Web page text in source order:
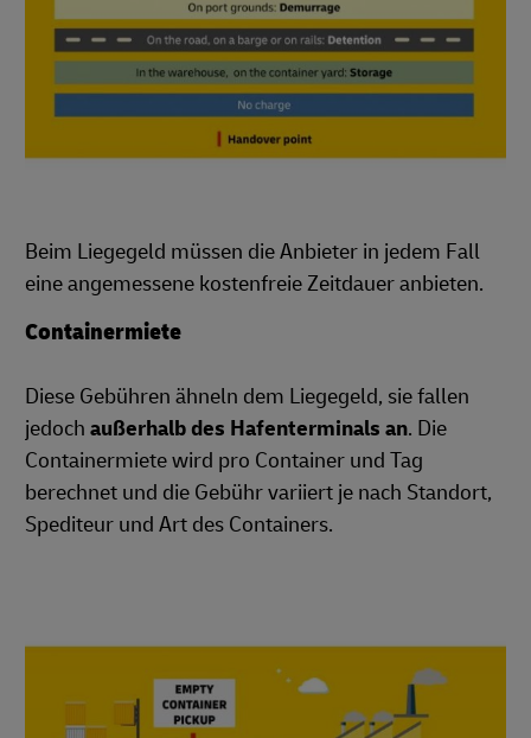
Beim Liegegeld müssen die Anbieter in jedem Fall
eine angemessene kostenfreie Zeitdauer anbieten.
Containermiete
Diese Gebühren ähneln dem Liegegeld, sie fallen
jedoch außerhalb des Hafenterminals an. Die
Containermiete wird pro Container und Tag
berechnet und die Gebühr variiert je nach Standort,
Spediteur und Art des Containers.